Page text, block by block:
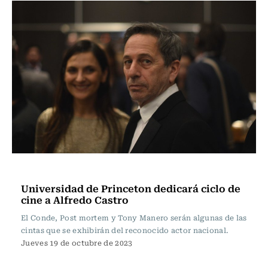
Universidad de Princeton dedicará ciclo de
cine a Alfredo Castro
El Conde, Post mortem y Tony Manero serán algunas de las
cintas que se exhibirán del reconocido actor nacional.
Jueves 19 de octubre de 2023